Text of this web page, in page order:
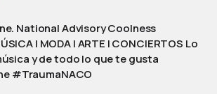
National Advisory Coolness
| MODA | ARTE | CONCIERTOS Lo
y de todo lo que te gusta
#TraumaNACO